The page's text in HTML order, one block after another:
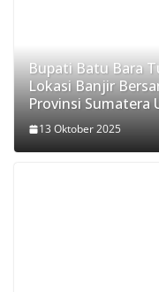
Bupati Batu Bara
Lokasi Banjir
Provinsi Sumatera
13 Oktober 2025